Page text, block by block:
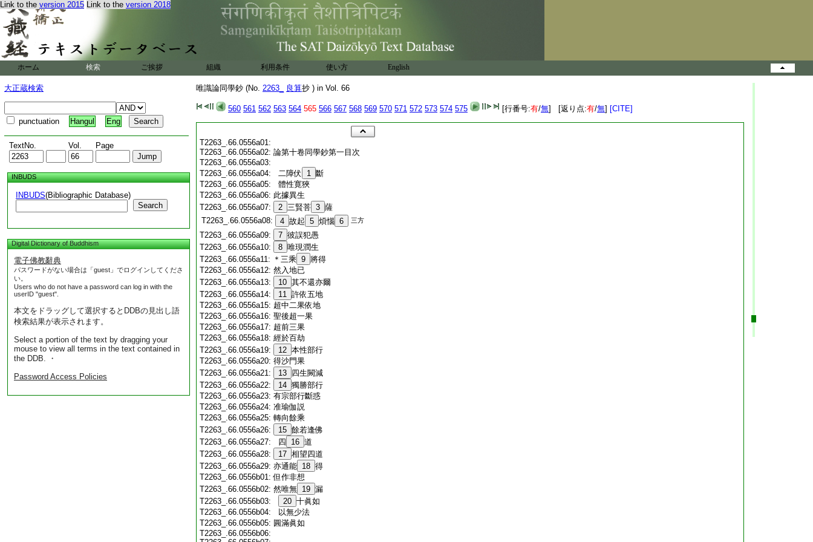
Link to the version 2015 Link to the version 2018
ホーム 検索 ご挨拶 組織 利用条件 使い方 English
大正蔵検索
punctuation Hangul Eng
TextNo. Vol. Page
INBUDS
INBUDS(Bibliographic Database)
Search
Digital Dictionary of Buddhism
電子佛教辭典
パスワードがない場合は「guest」でログインしてくださ
い。
Users who do not have a password can log in with the
userID "guest".
本文をドラッグして選択するとDDBの見出し語
検索結果が表示されます。
Select a portion of the text by dragging your
mouse to view all terms in the text contained in
the DDB. ・
Password Access Policies
唯識論同學鈔 (No. 2263_ 良算抄 ) in Vol. 66
560 561 562 563 564 565 566 567 568 569 570 571 572 573 574 575 [行番号:有/無] [返り点:有/無] [CITE]
T2263_.66.0556a01:
T2263_.66.0556a02: 論第十卷同學鈔第一目次
T2263_.66.0556a03:
T2263_.66.0556a04:
二障伏 1 斷
T2263_.66.0556a05:
體性寛狹
T2263_.66.0556a06: 此據異生
T2263_.66.0556a07:
2 三賢菩 3 薩
T2263_.66.0556a08:
4 故起 5 煩惱 6 三方
T2263_.66.0556a09: 7 彼誤犯愚
T2263_.66.0556a10:
8 唯現潤生
T2263_.66.0556a11: ＊三乘 9 將得
T2263_.66.0556a12: 然入地已
T2263_.66.0556a13:
10 其不還亦爾
T2263_.66.0556a14:
11 許依五地
T2263_.66.0556a15: 超中二果依地
T2263_.66.0556a16: 聖後超一果
T2263_.66.0556a17: 超前三果
T2263_.66.0556a18: 經於百劫
T2263_.66.0556a19:
12 本性部行
T2263_.66.0556a20: 得沙門果
T2263_.66.0556a21:
13 四生闕減
T2263_.66.0556a22:
14 獨勝部行
T2263_.66.0556a23: 有宗部行斷惑
T2263_.66.0556a24: 准瑜伽説
T2263_.66.0556a25: 轉向餘乘
T2263_.66.0556a26:
15 餘若逢佛
T2263_.66.0556a27:
四 16 道
T2263_.66.0556a28:
17 相望四道
T2263_.66.0556a29: 亦通能 18 得
T2263_.66.0556b01:但作非想
T2263_.66.0556b02: 然唯無 19 漏
T2263_.66.0556b03:
20 十眞如
T2263_.66.0556b04:
以無少法
T2263_.66.0556b05: 圓滿眞如
T2263_.66.0556b06: